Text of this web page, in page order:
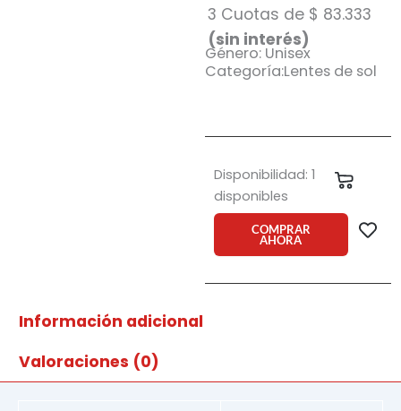
3 Cuotas de $ 83.333
(sin interés)
Género: Unisex
Categoría:Lentes de sol
Disponibilidad: 1
disponibles
Anteojo
de
Orbital
Emmen
do
ve
COMPRAR
AHORA
Información adicional
Valoraciones (0)